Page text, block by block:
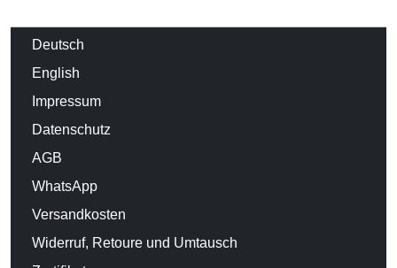
Deutsch
English
Impressum
Datenschutz
AGB
WhatsApp
Versandkosten
Widerruf, Retoure und Umtausch